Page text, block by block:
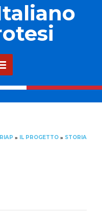
RIAP » IL PROGETTO » STORIA